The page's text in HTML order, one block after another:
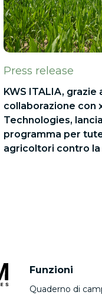
Press release
KWS ITALIA, grazie
collaborazione con
Technologies,
programma per
agricoltori contro la
Funzioni
Quaderno di